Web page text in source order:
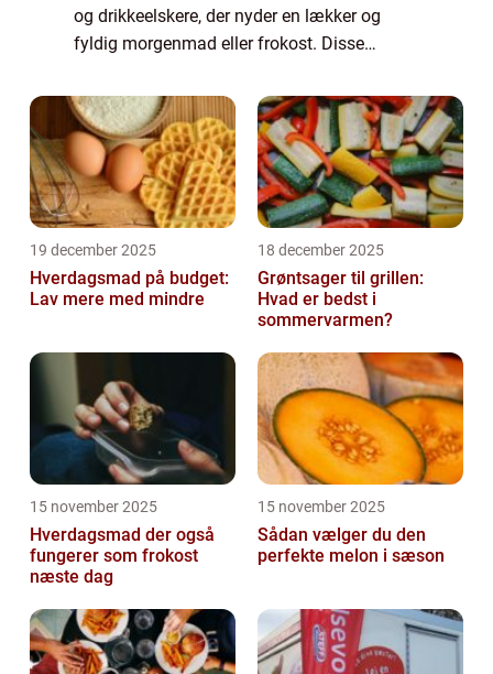
og drikkeelskere, der nyder en lækker og
fyldig morgenmad eller frokost. Disse
fluffy konsistens og delikate smag, der er
perf...
19 december 2025
Hverdagsmad på budget:
Lav mere med mindre
18 december 2025
Grøntsager til grillen:
Hvad er bedst i
sommervarmen?
15 november 2025
Hverdagsmad der også
fungerer som frokost
næste dag
15 november 2025
Sådan vælger du den
perfekte melon i sæson